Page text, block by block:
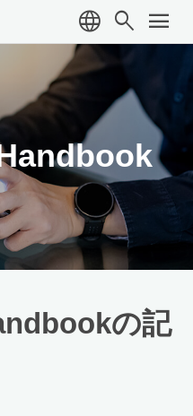
language search menu
の記